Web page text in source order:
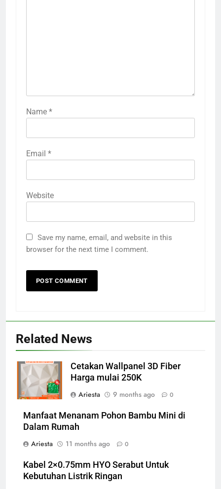
Name *
Email *
Website
Save my name, email, and website in this
browser for the next time I comment.
Related News
Cetakan Wallpanel 3D Fiber
Harga mulai 250K
Ariesta
9 months ago 0
Manfaat Menanam Pohon Bambu Mini di
Dalam Rumah
Ariesta
11 months ago 0
Kabel 2×0.75mm HYO Serabut Untuk
Kebutuhan Listrik Ringan